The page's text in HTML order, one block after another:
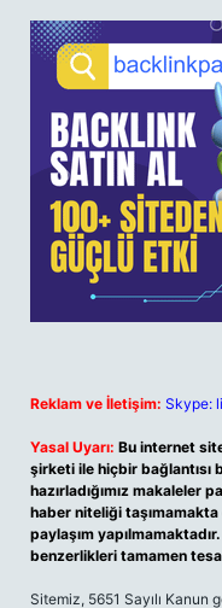
Reklam ve İletişim: Skype:
Yasal Uyarı: Bu internet
şirketi ile hiçbir bağlantısı
hazırladığımız makaleler
haber niteliği
paylaşım
benzerlikleri tamamen
Sitemiz, 5651 Sayılı